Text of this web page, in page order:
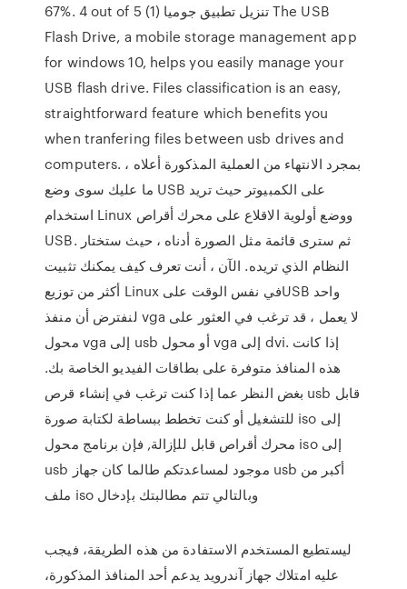
67%. 4 out of 5 (1) تنزيل تطبيق جوميا The USB
Flash Drive, a mobile storage management app
for windows 10, helps you easily manage your
USB flash drive. Files classification is an easy,
straightforward feature which benefits you
when tranfering files between usb drives and
computers. بمجرد الانتهاء من العملية المذكورة أعلاه ،
ما عليك سوى وضع USB على الكمبيوتر حيث تريد
استخدام Linux ووضع أولوية الاقلاع على محرك أقراص
USB. ثم سترى قائمة مثل الصورة أدناه ، حيث ستختار
النظام الذي تريده. الآن ، أنت تعرف كيف يمكنك تثبيت
أكثر من توزيع Linux في نفس الوقت علىUSB واحد
لنفترض أن منفذ vga لا يعمل ، قد ترغب في العثور على
محول vga إلى usb أو محول vga إلى dvi. إذا كانت
هذه المنافذ متوفرة على بطاقات الفيديو الخاصة بك.
بغض النظر عما إذا كنت ترغب في إنشاء قرص usb قابل
للتشغيل أو كنت تخطط ببساطة لكتابة صورة iso إلى
محرك أقراص قابل للإزالة, فإن برنامج محول iso إلى
usb موجود لمساعدتكم طالما كان جهاز usb أكبر من
ملف iso وبالتالي تتم مطالبتك بإدخال
ليستطيع المستخدم الاستفادة من هذه الطريقة، فيجب
عليه امتلاك جهاز آندرويد يدعم أحد المنافذ المذكورة،